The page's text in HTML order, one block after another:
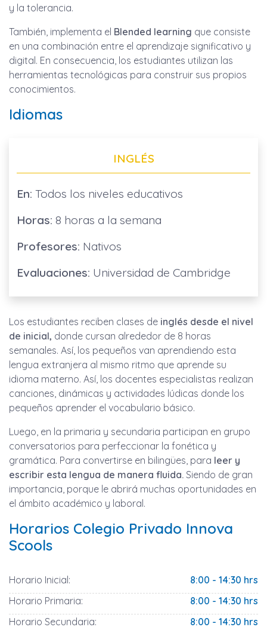
y la tolerancia.
También, implementa el Blended learning que consiste
en una combinación entre el aprendizaje significativo y
digital. En consecuencia, los estudiantes utilizan las
herramientas tecnológicas para construir sus propios
conocimientos.
Idiomas
INGLÉS
En: Todos los niveles educativos
Horas: 8 horas a la semana
Profesores: Nativos
Evaluaciones: Universidad de Cambridge
Los estudiantes reciben clases de inglés desde el nivel
de inicial, donde cursan alrededor de 8 horas
semanales. Así, los pequeños van aprendiendo esta
lengua extranjera al mismo ritmo que aprende su
idioma materno. Así, los docentes especialistas realizan
canciones, dinámicas y actividades lúdicas donde los
pequeños aprender el vocabulario básico.
Luego, en la primaria y secundaria participan en grupo
conversatorios para perfeccionar la fonética y
gramática. Para convertirse en bilingües, para leer y
escribir esta lengua de manera fluida. Siendo de gran
importancia, porque le abrirá muchas oportunidades en
el ámbito académico y laboral.
Horarios Colegio Privado Innova
Scools
Horario Inicial:
8:00 - 14:30 hrs
Horario Primaria:
8:00 - 14:30 hrs
Horario Secundaria:
8:00 - 14:30 hrs